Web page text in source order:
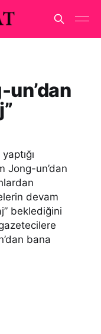
Jong-un’dan
devam
beklediğini
bana